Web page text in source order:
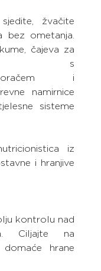
žvačite
bez ometanja.
čajeva za
s
i
namirnice
sisteme
iz
i hranjive
kontrolu nad
Ciljajte na
domaće hrane